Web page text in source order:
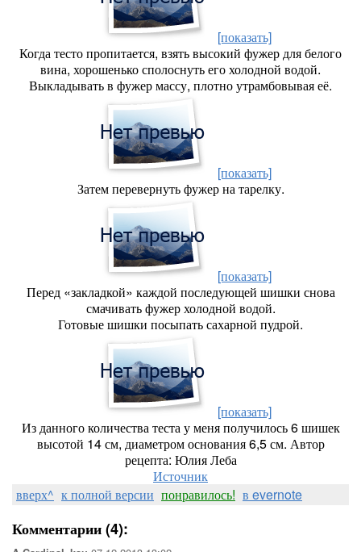
[показать]
Когда тесто пропитается, взять высокий фужер для белого
вина, хорошенько сполоснуть его холодной водой.
Выкладывать в фужер массу, плотно утрамбовывая её.
[показать]
Затем перевернуть фужер на тарелку.
[показать]
Перед «закладкой» каждой последующей шишки снова
смачивать фужер холодной водой.
Готовые шишки посыпать сахарной пудрой.
[показать]
Из данного количества теста у меня получилось 6 шишек
высотой 14 см, диаметром основания 6,5 см. Автор
рецепта: Юлия Леба
Источник
вверх^ к полной версии понравилось! в evernote
Комментарии (4):